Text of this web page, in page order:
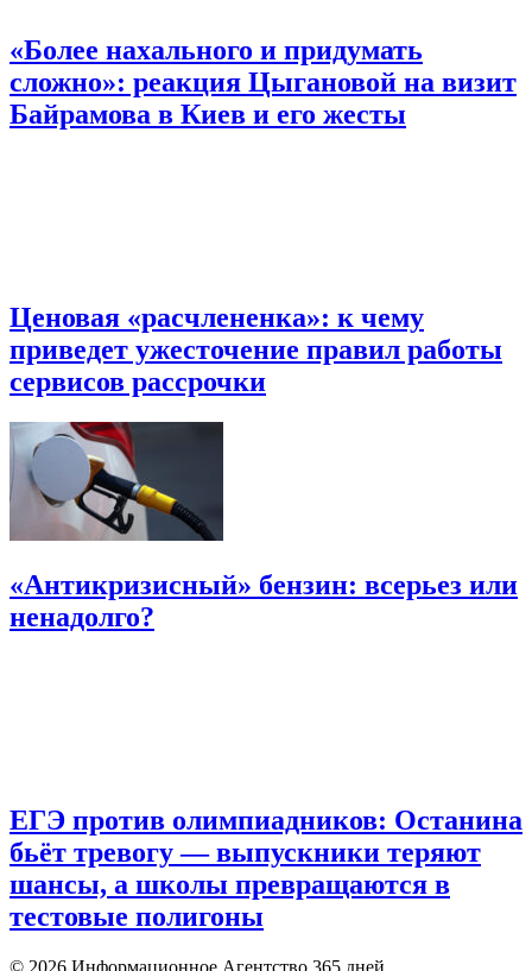
«Более нахального и придумать
сложно»: реакция Цыгановой на визит
Байрамова в Киев и его жесты
Ценовая «расчлененка»: к чему
приведет ужесточение правил работы
сервисов рассрочки
«Антикризисный» бензин: всерьез или
ненадолго?
ЕГЭ против олимпиадников: Останина
бьёт тревогу — выпускники теряют
шансы, а школы превращаются в
тестовые полигоны
© 2026 Информационное Агентство 365 дней